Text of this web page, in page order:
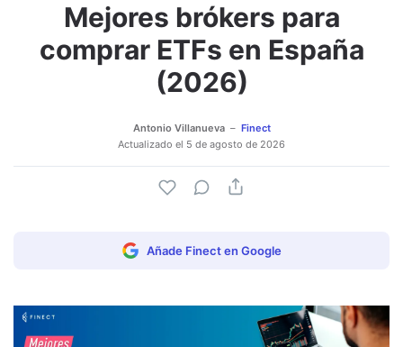
Adjuntar imagen Comentar
Mejores brókers para
comprar ETFs en España
(2026)
Antonio Villanueva
Finect
Actualizado el 5 de agosto de 2026
Añade Finect en Google